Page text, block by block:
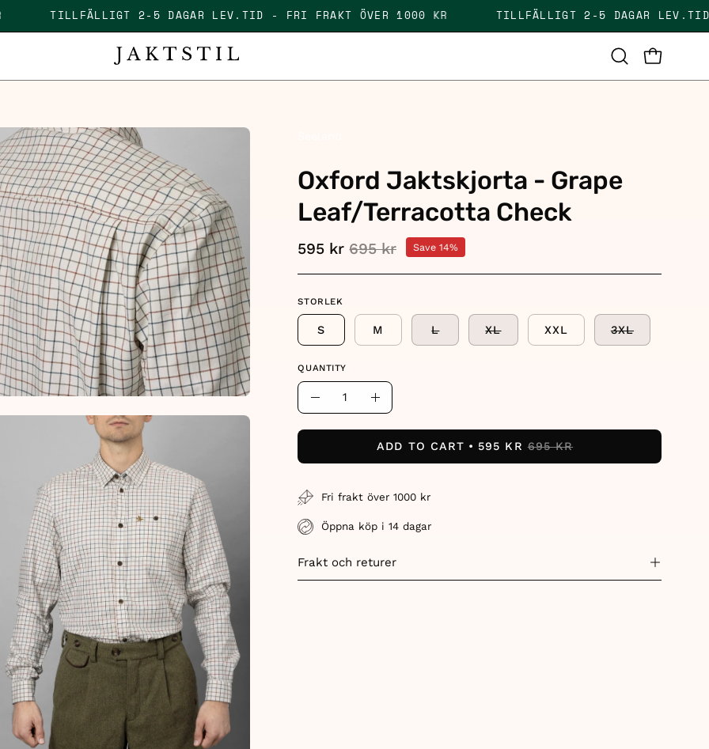
TILLFÄLLIGT 2-5 DAGAR LEV.TID - FRI FRAKT ÖVER 1000 KR TILLFÄLLIGT 2-5 DAGAR
Open
search
OPEN
Oxford Jaktskjorta - Grape
Leaf/Terracotta Check
595 kr 695 kr Save14%
STORLEK
S M L XL XXL 3XL
QUANTITY
Quantity
Decrease
Quantity
Increase
Quantity
ADD TO CART 595 KR 695 KR
Fri frakt över 1000 kr
Öppna köp i 14 dagar
Frakt och returer